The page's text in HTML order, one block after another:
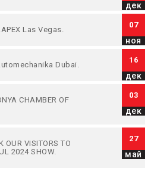
дек
Las Vegas.
07
ноя
Dubai.
16
дек
CHAMBER OF
03
дек
OUR VISITORS TO
2024 SHOW.
27
май